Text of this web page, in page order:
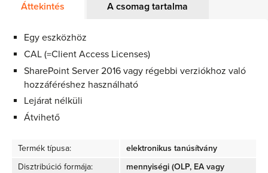
Áttekintés A csomag tartalma
Egy eszközhöz
CAL (=Client Access Licenses)
SharePoint Server 2016 vagy régebbi verziókhoz való
hozzáféréshez használható
Lejárat nélküli
Átvihető
Termék típusa:
elektronikus tanúsítvány
Disztribúció formája:
mennyiségi (OLP, EA vagy